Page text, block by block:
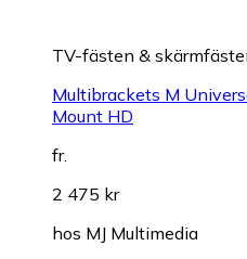
TV-fästen &
Multibrackets M
Mount HD
fr.
2 475 kr
hos MJ Multimedia